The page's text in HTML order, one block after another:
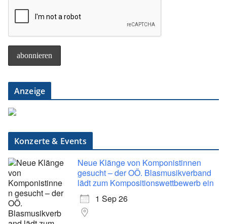
Anzeige
Konzerte & Events
Neue Klänge von Komponistinnen
gesucht – der OÖ. Blasmusikverband
lädt zum Kompositionswettbewerb ein
1 Sep 26